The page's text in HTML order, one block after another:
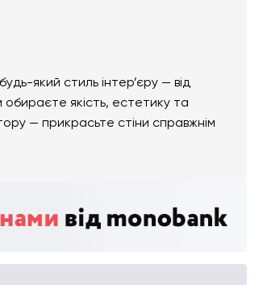
який стиль інтер’єру — від
якість, естетику та
— прикрасьте стіни справжнім